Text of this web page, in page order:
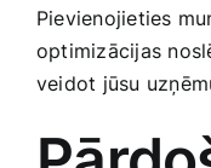
TV un Sadzīves
Zoo preces
Pievienojieties
optimizācijas
veidot jūsu